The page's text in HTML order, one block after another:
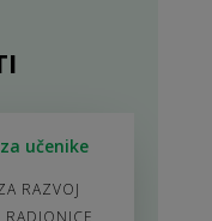
učenike
RAZVOJ